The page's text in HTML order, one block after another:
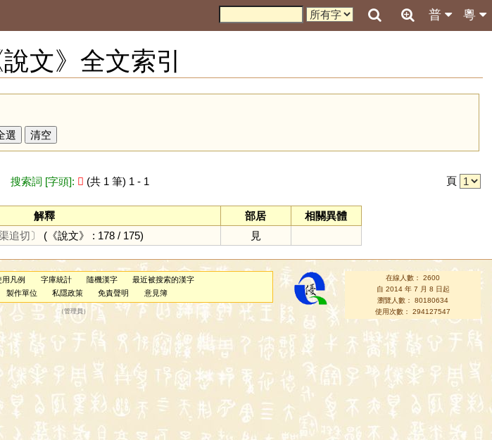
粵
普
說文》全文索引
選 清空
搜索詞 [字頭]: 𧢦 (共 1 筆) 1 - 1 頁
解釋 部居
相關異體
追切〕 (《說文》 : 178 / 175) 見
用凡例 字庫統計 隨機漢字
最近被搜索的漢字
製作單位 私隱政策 免責聲明 意見簿
（管理員 ）
在線人數： 2600
自 2014 年 7 月 8 日起
瀏覽人數： 80180634
使用次數： 294127547